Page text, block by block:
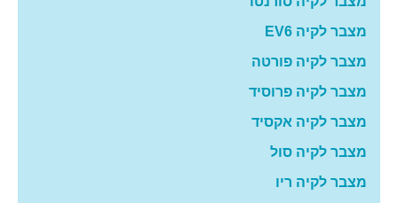
מצבר לקיה EV6
מצבר לקיה פורטה
מצבר לקיה פרוסיד
מצבר לקיה אקסיד
מצבר לקיה סול
מצבר לקיה ריו